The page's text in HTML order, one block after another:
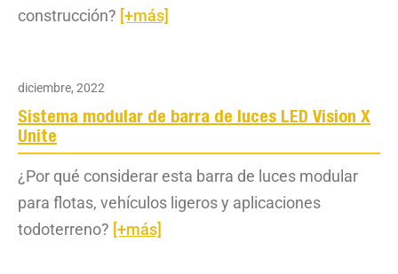
construcción? [+más]
diciembre, 2022
Sistema modular de barra de luces LED Vision X
Unite
¿Por qué considerar esta barra de luces modular
para flotas, vehículos ligeros y aplicaciones
todoterreno? [+más]